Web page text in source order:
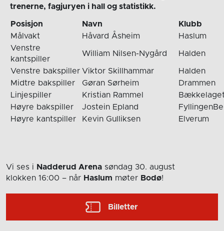
trenerne, fagjuryen i hall og statistikk.
Posisjon Navn
Klubb
Målvakt
Håvard Åsheim
Haslum
Venstre
kantspiller
William Nilsen-Nygård Halden
Venstre bakspiller Viktor Skillhammar
Halden
Midtre bakspiller
Gøran Sørheim
Drammen
Linjespiller
Kristian Rammel
Høyre bakspiller
Jostein Epland
Høyre kantspiller
Kevin Gulliksen Elverum
Vi ses i Nadderud Arena søndag 30. august
klokken 16:00 – når Haslum møter Bodø!
Billetter